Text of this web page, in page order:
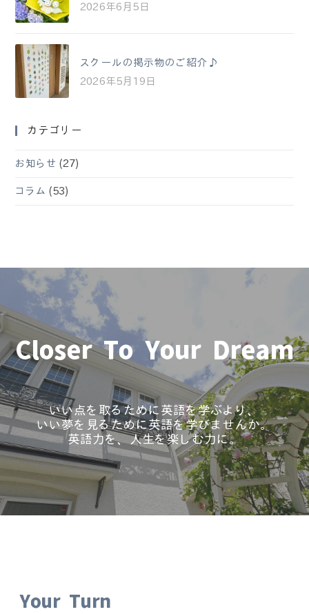
2026年6月5日
スクールの掲示物のご紹介♪
2026年5月19日
カテゴリー
お知らせ (27)
コラム (53)
Closer To Your Dream
いい点を取るために英語を学ぶより、
いい夢を見るために英語を学びませんか。
英語力を、人生を楽しむ力に。
Your Turn